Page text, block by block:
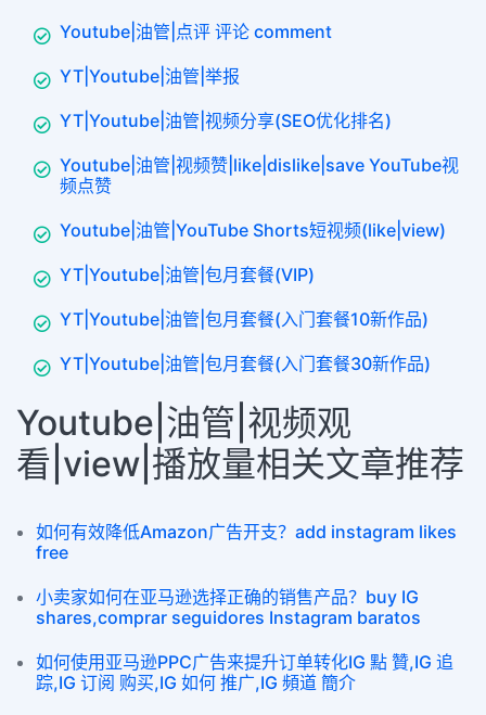
Youtube|油管|点评 评论 comment
YT|Youtube|油管|举报
YT|Youtube|油管|视频分享(SEO优化排名)
Youtube|油管|视频赞|like|dislike|save YouTube视
频点赞
Youtube|油管|YouTube Shorts短视频(like|view)
YT|Youtube|油管|包月套餐(VIP)
YT|Youtube|油管|包月套餐(入门套餐10新作品)
YT|Youtube|油管|包月套餐(入门套餐30新作品)
Youtube|油管|视频观
看|view|播放量相关文章推荐
如何有效降低Amazon广告开支？add instagram likes
free
小卖家如何在亚马逊选择正确的销售产品？buy IG
shares,comprar seguidores Instagram baratos
如何使用亚马逊PPC广告来提升订单转化IG 點 贊,IG 追
踪,IG 订阅 购买,IG 如何 推广,IG 頻道 簡介